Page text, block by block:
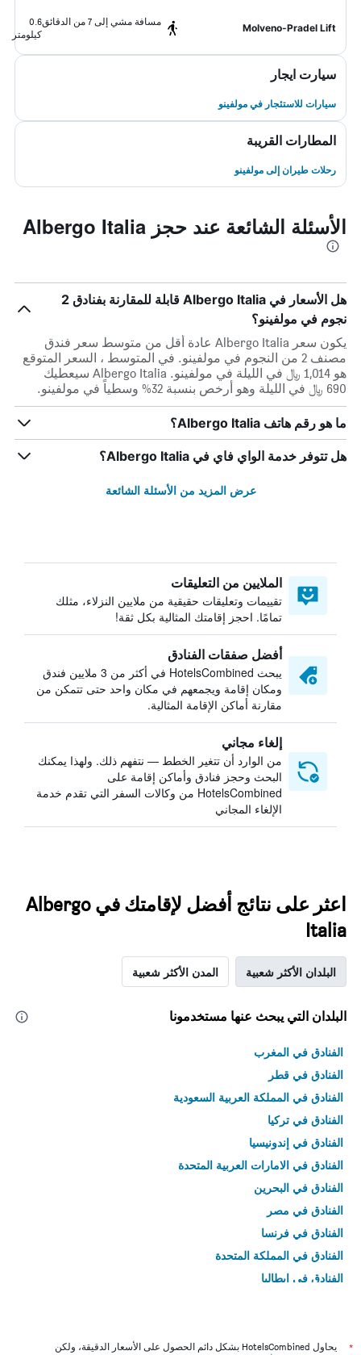
Molveno-Pradel Lift
مسافة مشي إلى 7 من الدقائق
0.6
كيلومتر
سيارت ايجار
سيارات للاستئجار في مولفينو
المطارات القريبة
رحلات طيران إلى مولفينو
الأسئلة الشائعة عند حجز Albergo Italia
هل الأسعار في Albergo Italia قابلة للمقارنة بفنادق 2
نجوم في مولفينو؟
يكون سعر Albergo Italia عادة أقل من متوسط ​​سعر فندق
مصنف 2 من النجوم في مولفينو. في المتوسط ، السعر المتوقع
هو 1,014 ﷼ في الليلة في مولفينو. Albergo Italia سيعطيك
690 ﷼ في الليلة وهو أرخص بنسبة 32% وسطياً في مولفينو.
ما هو رقم هاتف Albergo Italia؟
هل تتوفر خدمة الواي فاي في Albergo Italia؟
عرض المزيد من الأسئلة الشائعة
الملايين من التعليقات
تقييمات وتعليقات حقيقية من ملايين النزلاء، مثلك
تمامًا. احجز إقامتك المثالية بكل ثقة!
أفضل صفقات الفنادق
يبحث HotelsCombined في أكثر من 3 ملايين فندق
ومكان إقامة ويجمعهم في مكان واحد حتى تتمكن من
مقارنة أماكن الإقامة المثالية.
إلغاء مجاني
من الوارد أن تتغير الخطط — نتفهم ذلك. ولهذا يمكنك
البحث وحجز فنادق وأماكن إقامة على
HotelsCombined من وكالات السفر التي تقدم خدمة
الإلغاء المجاني
اعثر على نتائج أفضل لإقامتك في Albergo
Italia
البلدان الأكثر شعبية المدن الأكثر شعبية
البلدان التي يبحث عنها مستخدمونا
الفنادق في المغرب
الفنادق في قطر
الفنادق في المملكة العربية السعودية
الفنادق في تركيا
الفنادق في إندونيسيا
الفنادق في الامارات العربية المتحدة
الفنادق في البحرين
الفنادق في مصر
الفنادق في فرنسا
الفنادق في المملكة المتحدة
الفنادق في إيطاليا
*
يحاول HotelsCombined بشكل دائم الحصول على الأسعار الدقيقة، ولكن